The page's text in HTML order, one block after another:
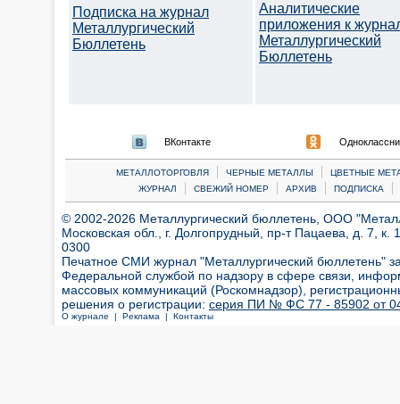
Подписка на журнал
Металлургический
Бюллетень
Аналитические
приложения к
Металлургический
Бюллетень
ВКонтакте
МЕТАЛЛОТОРГОВЛЯ | ЧЕРНЫЕ МЕТАЛЛЫ |
ЦВЕТНЫЕ
ЖУРНАЛ
| СВЕЖИЙ НОМЕР | АРХИВ | ПОДПИСКА |
© 2002-2026 Металлургический бюллетень, ООО
Московская обл., г. Долгопрудный, пр-т Пацаева, д. 7,
0300
Печатное СМИ журнал "Металлургический бюллетень"
Федеральной службой по надзору в сфере связи,
массовых коммуникаций (Роскомнадзор),
решения о регистрации: серия ПИ № ФС 77 - 85902 от 04
О журнале | Реклама | Контакты